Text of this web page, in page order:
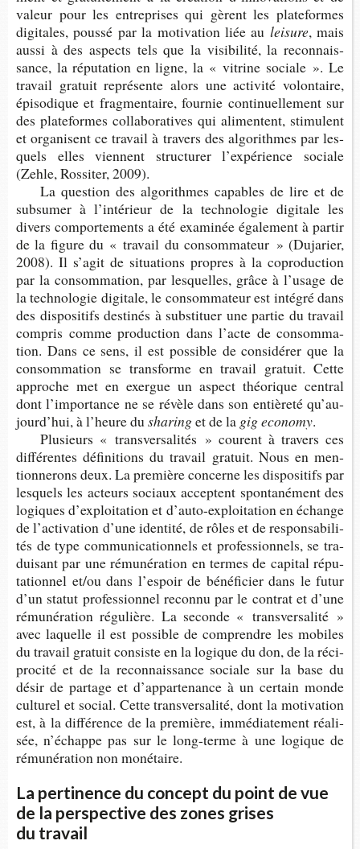
valeur pour les entre­prises qui gèrent les pla­te­formes
digi­tales, poussé par la moti­va­tion liée au leisure, mais
aussi à des aspects tels que la visi­bi­lité, la recon­nais­
sance, la répu­ta­tion en ligne, la « vitrine sociale ». Le
tra­vail gra­tuit repré­sente alors une acti­vité volon­taire,
épi­so­dique et frag­men­taire, four­nie conti­nuel­le­ment sur
des pla­te­formes col­la­bo­ra­tives qui ali­mentent, sti­mulent
et orga­nisent ce tra­vail à tra­vers des algo­rithmes par les­
quels elles viennent struc­tu­rer l’ex­pé­rience sociale
(Zehle, Ros­si­ter, 2009).
La ques­tion des algo­rithmes capables de lire et de
sub­su­mer à l’in­té­rieur de la tech­no­lo­gie digi­tale les
divers com­por­te­ments a été exa­mi­née éga­le­ment à par­tir
de la figure du « tra­vail du consom­ma­teur » (Duja­rier,
2008). Il s’agit de situa­tions propres à la copro­duc­tion
par la consom­ma­tion, par les­quelles, grâce à l’usage de
la tech­no­lo­gie digi­tale, le consom­ma­teur est inté­gré dans
des dis­po­si­tifs des­ti­nés à sub­sti­tuer une par­tie du tra­vail
com­pris comme pro­duc­tion dans l’acte de consom­ma­
tion. Dans ce sens, il est pos­sible de consi­dé­rer que la
consom­ma­tion se trans­forme en tra­vail gra­tuit. Cette
approche met en exergue un aspect théo­rique cen­tral
dont l’im­por­tance ne se révèle dans son entiè­reté qu’au­
jour­d’hui, à l’heure dusharinget de la gig economy.
Plu­sieurs « trans­ver­sa­li­tés » courent à tra­vers ces
dif­fé­rentes défi­ni­tions du tra­vail gra­tuit. Nous en men­
tion­ne­rons deux. La pre­mière concerne les dis­po­si­tifs par
les­quels les acteurs sociaux acceptent spon­ta­né­ment des
logiques d’ex­ploi­ta­tion et d’auto-​exploitation en échange
de l’ac­ti­va­tion d’une iden­tité, de rôles et de res­pon­sa­bi­li­
tés de type com­mu­ni­ca­tion­nels et pro­fes­sion­nels, se tra­
dui­sant par une rému­né­ra­tion en termes de capi­tal répu­
ta­tion­nel et/ou dans l’es­poir de béné­fi­cier dans le futur
d’un sta­tut pro­fes­sion­nel reconnu par le contrat et d’une
rému­né­ra­tion régu­lière. La seconde « trans­ver­sa­lité »
avec laquelle il est pos­sible de com­prendre les mobiles
du tra­vail gra­tuit consiste en la logique du don, de la réci­
pro­cité et de la recon­nais­sance sociale sur la base du
désir de par­tage et d’ap­par­te­nance à un cer­tain monde
cultu­rel et social. Cette trans­ver­sa­lité, dont la moti­va­tion
est, à la dif­fé­rence de la pre­mière, immé­dia­te­ment réa­li­
sée, n’échappe pas sur le long-​terme à une logique de
rému­né­ra­tion non monétaire.
La pertinence du concept du point de vue
de la perspective des zones grises
du travail